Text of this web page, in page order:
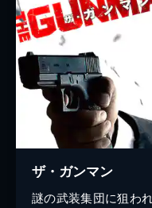
ザ・ガンマン
謎の武装集団に狙わ